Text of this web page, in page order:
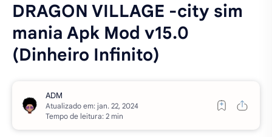
DRAGON VILLAGE -city sim
mania Apk Mod v15.0
(Dinheiro Infinito)
Atualizado em:
Tempo de leitura: 2 min